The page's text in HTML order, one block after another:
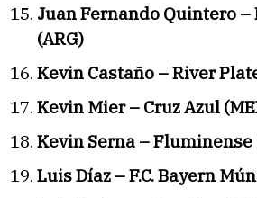
Juan Fernando Quintero –
(ARG)
Kevin Castaño – River
Kevin Mier – Cruz Azul
Kevin Serna – Fluminense
Luis Díaz – F.C. Bayern